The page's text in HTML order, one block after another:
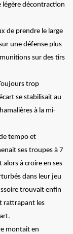
légère décontraction
de prendre le large
une défense plus
sur des tirs
trop
se stabilisait au
à la mi-
tempo et
ses troupes à 7
à croire en ses
dans leur jeu
trouvait enfin
rattrapant les
montait en